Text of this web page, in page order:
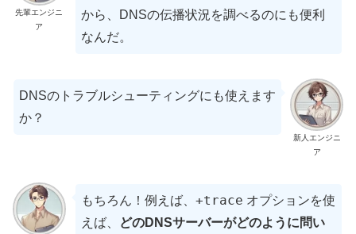
先輩エンジニ
ア
から、DNSの伝播状況を調べるのにも便利
なんだ。
新人エンジニ
ア
DNSのトラブルシューティングにも使えます
か？
もちろん！例えば、 +trace オプションを使
えば、
どのDNSサーバーがどのように問い